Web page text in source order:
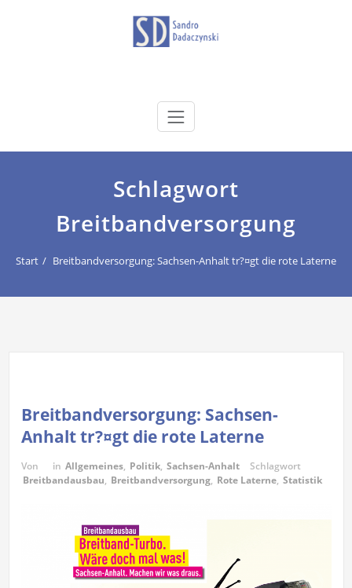
dadaczynski.de
Schlagwort
Breitbandversorgung
Start Breitbandversorgung: Sachsen-Anhalt tr?¤gt die rote Laterne
Breitbandversorgung: Sachsen-
Anhalt tr?¤gt die rote Laterne
Von in Allgemeines, Politik, Sachsen-Anhalt
Schlagwort
Breitbandausbau, Breitbandversorgung, Rote Laterne, Statistik